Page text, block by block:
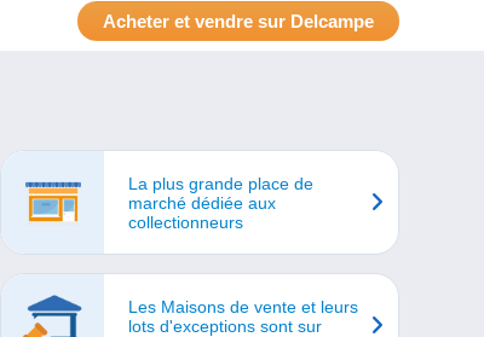
Acheter et vendre sur Delcampe
La plus grande place de
marché dédiée aux
collectionneurs
Les Maisons de vente et leurs
lots d'exceptions sont sur